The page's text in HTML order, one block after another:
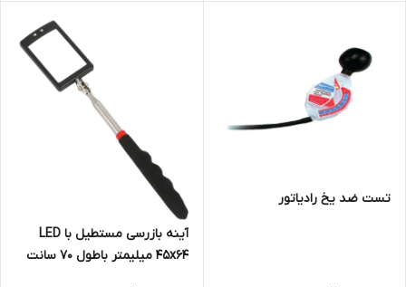
تست ضد یخ رادیاتور
آینه بازرسی مستطیل با LED
45x64 میلیمتر باطول 70 سانت